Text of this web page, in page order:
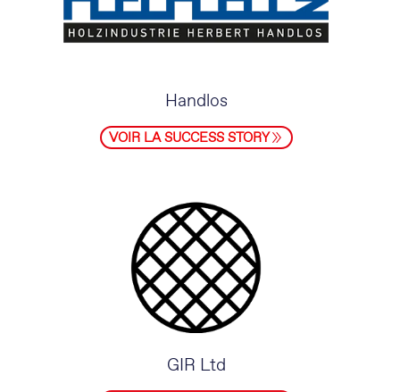
Handlos
VOIR LA SUCCESS STORY
GIR Ltd